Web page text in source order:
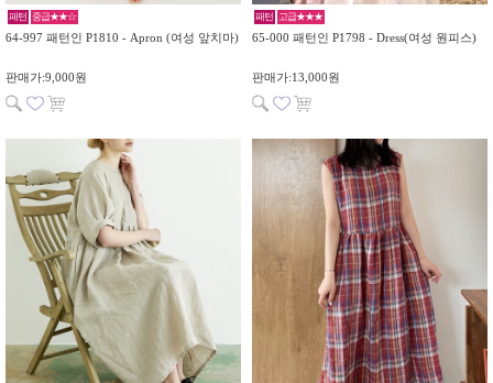
패턴 중급★★☆
64-997 패턴인 P1810 - Apron (여성 앞치마)
판매가:9,000원
패턴 고급★★★
65-000 패턴인 P1798 - Dress(여성 원피스)
판매가:13,000원